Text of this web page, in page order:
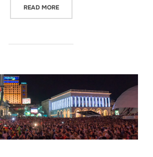
READ MORE“ВИД НА НСК